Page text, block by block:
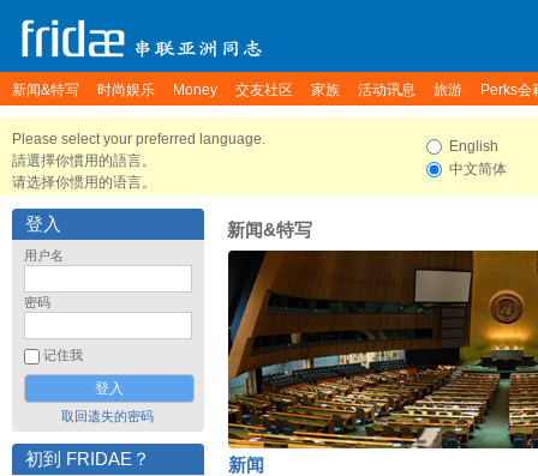
新闻&特写 时尚娱乐 Money 交友社区 家族 活动讯息 旅游 Perks会
Please select your preferred language.
請選擇你慣用的語言。
请选择你惯用的语言。
English
中文简体
登入
用户名
密码
记住我
取回遗失的密码
初到 FRIDAE？
新闻&特写
新闻